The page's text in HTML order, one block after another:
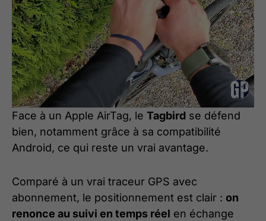
Face à un Apple AirTag, le Tagbird se défend
bien, notamment grâce à sa compatibilité
Android, ce qui reste un vrai avantage.
Comparé à un vrai traceur GPS avec
abonnement, le positionnement est clair : on
renonce au suivi en temps réel en échange